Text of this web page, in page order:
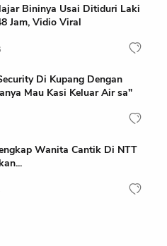
Bininya Usai Ditiduri Laki
Jam, Vidio Viral
Di Kupang Dengan
Mau Kasi Keluar Air sa"
Wanita Cantik Di NTT